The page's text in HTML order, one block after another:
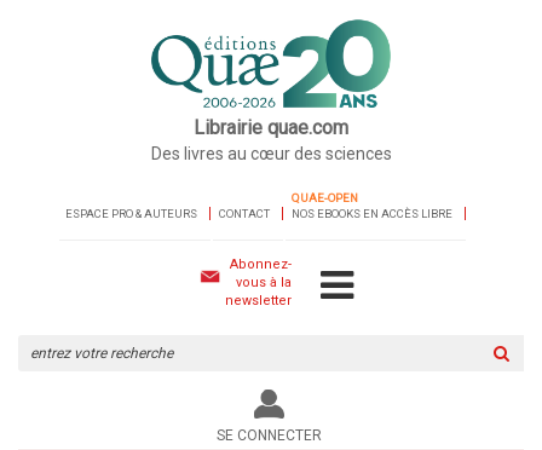
Librairie quae.com
Des livres au cœur des sciences
ESPACE PRO & AUTEURS CONTACT
QUAE-OPEN
NOS EBOOKS EN ACCÈS LIBRE
Abonnez-
vous à la
newsletter
le
site
SE CONNECTER